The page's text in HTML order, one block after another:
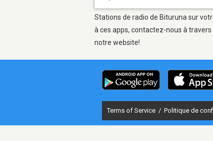
Stations de radio de Bituruna sur
à ces apps, contactez-nous à
notre website!
Terms of Service / Politique de